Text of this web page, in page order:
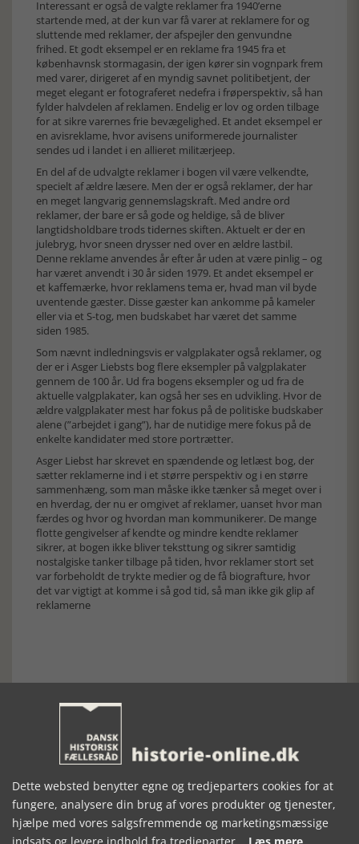
Interessant er også de valgte reklamer fra 1940’erne
startende med, at der kun var få varer at reklamere for og
sluttende med reklamer, der afspejler den genvundne
frihed. Et godt eksempel er en reklame fra 1945 fra et
københavnsk stormagasin, der igen kører sin vognpark frem
med varer, dirigeret af en myndig savnet politibetjent, der
meget elegant er fotograferet nedefra i frøperspektiv, så han
fylder halvdelen af reklamen. Endelig er lov og orden tilbage
for at sikre varernes frie bevægelighed. Et andet eksempel er
en avisreklame, hvor avisens uniformerede journalister
sendes ud i landet i en allieret militærjeep.
En del af de udvalgte reklamer i bogen vil være velkendte,
specielt af ældre læsere. Men der er også reklamer, der har
en meget langvarig gennemslagskraft. Med andre ord
reklamer, der bare er så gode og heldige, så de bliver
langtidsholdbare trods tidernes skiften. Aktuelt er der en
julebryg, hvor sneen drysser ned over en ældre lastbil.
Denne reklame anvendes år efter år uden at være pinlig – og
har været anvendt i 30 år siden 1979. Et andet eksempel er
et kaffemærke, hvor reklamens tema er, hvad man vil byde
uventende gæster. Disse gæster kan ankomme på kameler
eller via et S-tog, men budskabet har været det samme
siden 1985.
Som nævnt indledningsvis er valgplakater også reklamer, og
der er i Asger Liebsts bog flere eksempler på valgplakater
gennem de 100 år. Ud fra bogens eksempler og ud fra de
aktuelle valgplakater, kan også her ses en udvikling. Hvor de
ældre valgplakater mest har fokus på de politiske budskaber
alene (”arbejdet i gang”), har de nutidige mere fokus på de
enkelte kandidater med store portrætter.
Asger Liebst har skrevet en spændende og letlæst bog, der
sætter reklamerne ind i et større perspektiv og i en større
sammenhæng, som man måske ikke tænker så meget over i
en hverdag, der nu er omgivet af reklamer, uanset hvor man
færdes og hvor og hvordan man kommunikerer. De mange
flotte gengivelser af kendte og mindre kendte reklamer
sikrer, at bogen ikke bliver teksttung og sikrer samtidig
nostalgiske tanker tilbage på tiden, hvor reklamer stort set
var forbeholdt de trykte medier og de få biografture, hvor
det var vigtigt at komme i så god tid, så man ikke gik glip af
reklamerne
Forrige artikel
SE RELATEREDE ARTIKLER
Dette websted benytter egne og tredjeparters cookies for at
fungere, analysere din brug af vores produkter og tjenester,
hjælpe med vores salgsfremmende og marketingsmæssige
indsats og levere indhold fra tredjeparter. Læs mere